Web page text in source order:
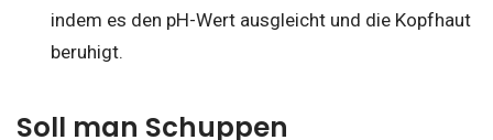
indem es den pH-Wert ausgleicht und die Kopfhaut
beruhigt.
Soll man Schuppen